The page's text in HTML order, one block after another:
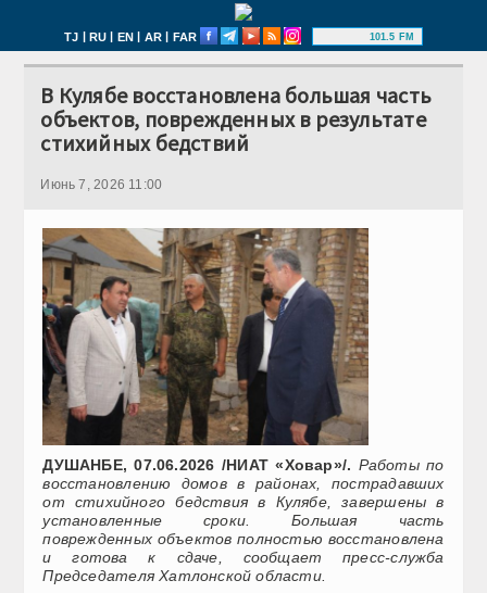
TJ | RU | EN | AR | FAR 101.5 FM
В Кулябе восстановлена ​​большая часть
объектов, поврежденных в результате
стихийных бедствий
Июнь 7, 2026 11:00
ДУШАНБЕ, 07.06.2026 /НИАТ «Ховар»/. Работы по
восстановлению домов в районах, пострадавших
от стихийного бедствия в Кулябе, завершены в
установленные сроки. Большая часть
поврежденных объектов полностью восстановлена
​​и готова к сдаче, сообщает пресс-служба
Председателя Хатлонской области.